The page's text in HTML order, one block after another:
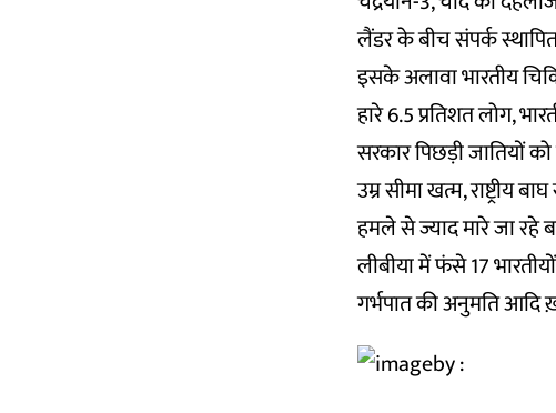
लैंडर के बीच संपर्क
इसके अलावा भारतीय
हारे 6.5 प्रतिशत लोग,
सरकार पिछड़ी जातियों
उम्र सीमा खत्म, राष्ट्रीय
हमले से ज्याद मारे जा रहे
लीबीया में फंसे 17
गर्भपात की अनुमति आदि